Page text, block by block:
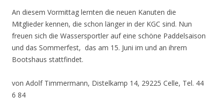
An diesem Vormittag lernten die neuen Kanuten die
Mitglieder kennen, die schon länger in der KGC sind. Nun
freuen sich die Wassersportler auf eine schöne Paddelsaison
und das Sommerfest, das am 15. Juni im und an ihrem
Bootshaus stattfindet.
von Adolf Timmermann, Distelkamp 14, 29225 Celle, Tel. 44
6 84